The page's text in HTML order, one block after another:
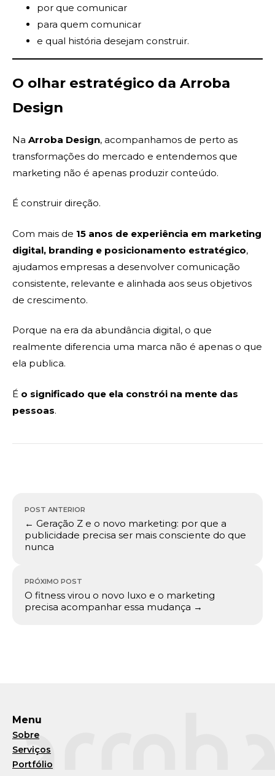
por que comunicar
para quem comunicar
e qual história desejam construir.
O olhar estratégico da Arroba
Design
Na Arroba Design, acompanhamos de perto as
transformações do mercado e entendemos que
marketing não é apenas produzir conteúdo.
É construir direção.
Com mais de 15 anos de experiência em marketing
digital, branding e posicionamento estratégico,
ajudamos empresas a desenvolver comunicação
consistente, relevante e alinhada aos seus objetivos
de crescimento.
Porque na era da abundância digital, o que
realmente diferencia uma marca não é apenas o que
ela publica.
É o significado que ela constrói na mente das
pessoas.
de
Post
POST ANTERIOR
← Geração Z e o novo marketing: por que a
publicidade precisa ser mais consciente do que
nunca
PRÓXIMO POST
O fitness virou o novo luxo e o marketing
precisa acompanhar essa mudança →
Menu
Sobre
Serviços
Portfólio